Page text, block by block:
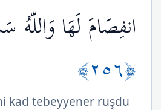
انفِصَامَ لَهَا وَاللّهُ
﴿٢٥٦﴾
kad tebeyyener ruşdu